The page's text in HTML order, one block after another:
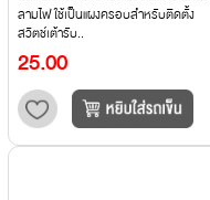
ลามไฟ ใช้เป็นแผงครอบสำหรับติดตั้ง
สวิตช์เต้ารับ..
25.00